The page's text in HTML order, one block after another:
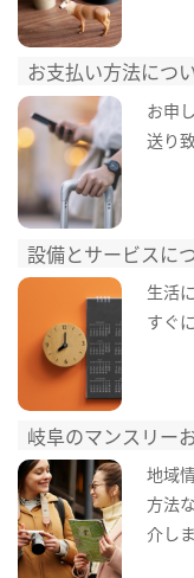
お支払い方法につ
お申
送り
設備とサービスに
生活
すぐ
岐阜のマンスリー
地域
方法
介しま